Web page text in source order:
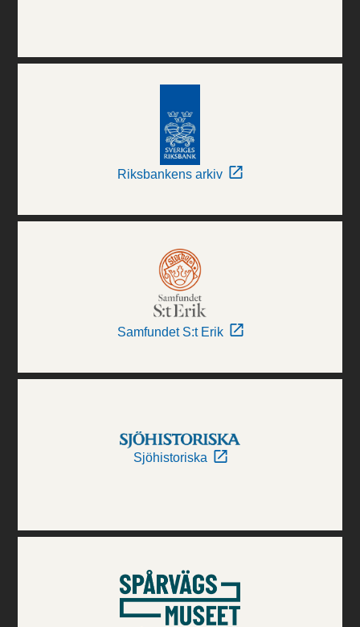
Riksbankens arkiv
Samfundet S:t Erik
Sjöhistoriska